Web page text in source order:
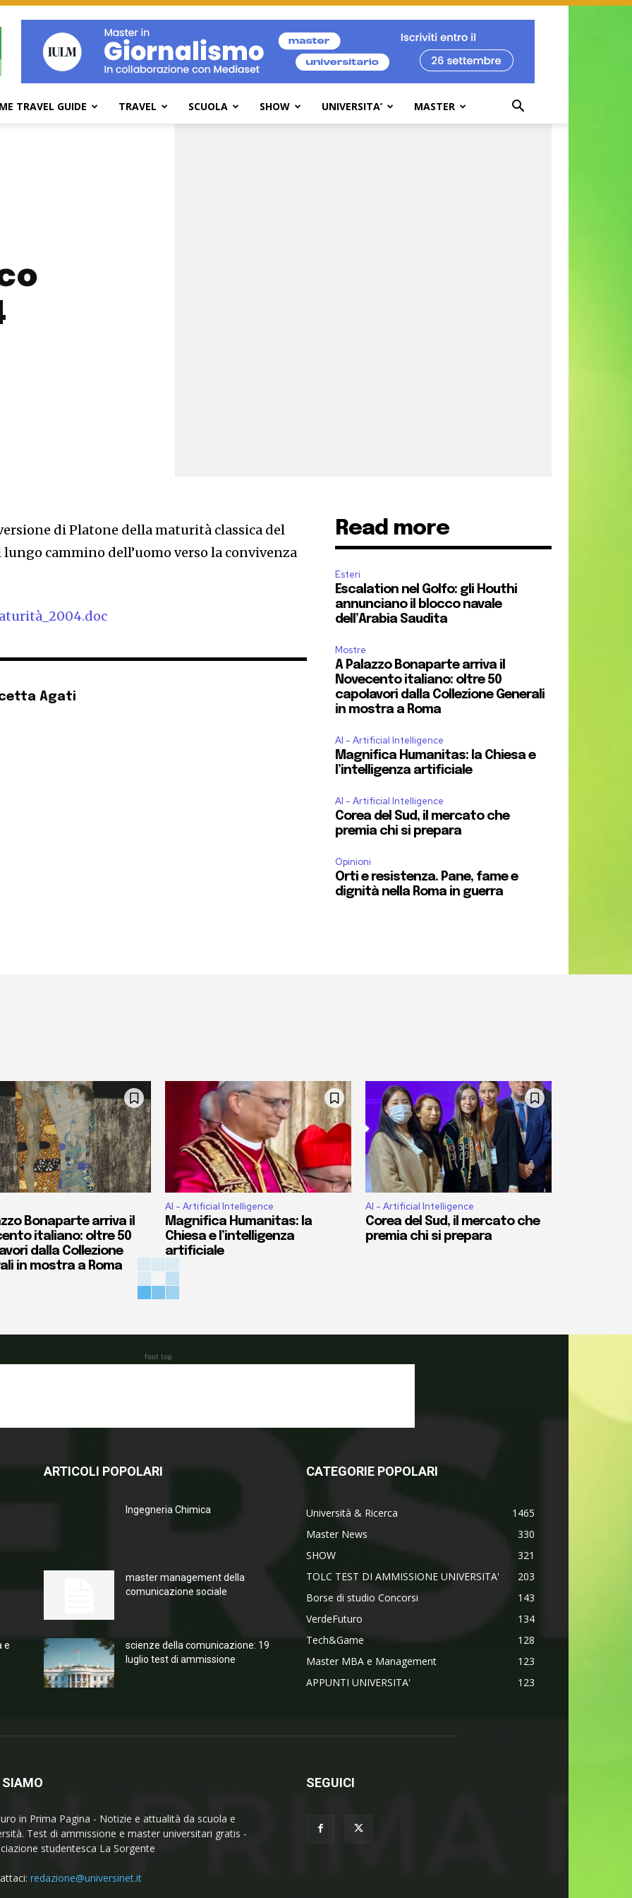
TRAVEL GUIDE TRAVEL SCUOLA SHOW UNIVERSITA’ MASTER
di Platone della maturità classica del
cammino dell’uomo verso la convivenza
Agati
Read more
Esteri
Escalation nel Golfo: gli Houthi
annunciano il blocco navale
dell’Arabia Saudita
Mostre
A Palazzo Bonaparte arriva il
Novecento italiano: oltre 50
capolavori dalla Collezione Generali
in mostra a Roma
AI - Artificial Intelligence
Magnifica Humanitas: la Chiesa e
l’intelligenza artificiale
AI - Artificial Intelligence
Corea del Sud, il mercato che
premia chi si prepara
Opinioni
Orti e resistenza. Pane, fame e
dignità nella Roma in guerra
Bonaparte arriva il
italiano: oltre 50
dalla Collezione
in mostra a Roma
AI - Artificial Intelligence
Magnifica Humanitas: la
Chiesa e l’intelligenza
artificiale
AI - Artificial Intelligence
Corea del Sud, il mercato che
premia chi si prepara
foot top
e
ARTICOLI POPOLARI
Ingegneria Chimica
master management della
comunicazione sociale
scienze della comunicazione: 19
luglio test di ammissione
CATEGORIE POPOLARI
Università & Ricerca
1465
Master News
330
SHOW
321
TOLC TEST DI AMMISSIONE UNIVERSITA'
203
Borse di studio Concorsi
143
VerdeFuturo
134
Tech&Game
128
Master MBA e Management
123
APPUNTI UNIVERSITA'
123
in Prima Pagina - Notizie e attualità da scuola e
Test di ammissione e master universitari gratis -
studentesca La Sorgente
redazione@universinet.it
SEGUICI